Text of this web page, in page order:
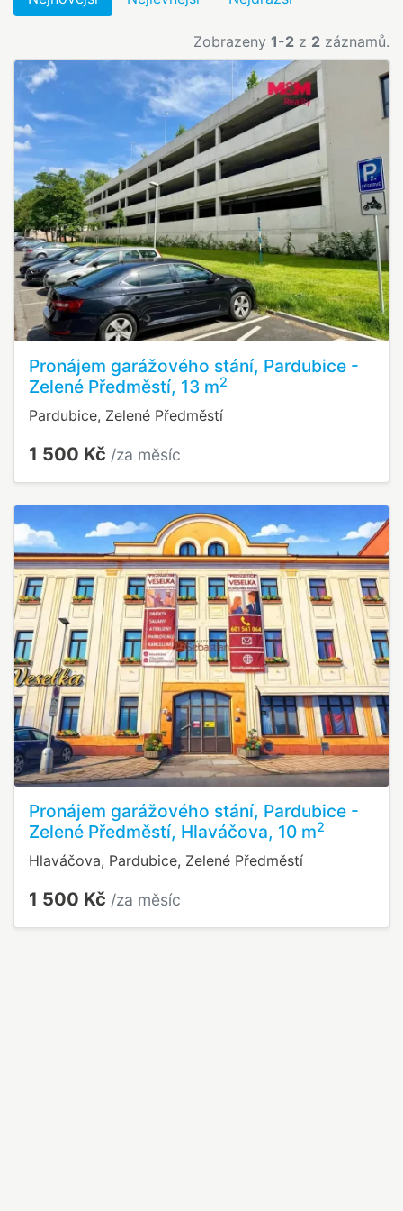
Zobrazeny 1-2 z 2 záznamů.
Pronájem garážového stání, Pardubice -
Zelené Předměstí, 13 m2
Pardubice, Zelené Předměstí
1 500 Kč /za měsíc
Pronájem garážového stání, Pardubice -
Zelené Předměstí, Hlaváčova, 10 m2
Hlaváčova, Pardubice, Zelené Předměstí
1 500 Kč /za měsíc